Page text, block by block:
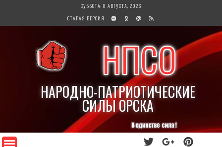
содержимому
СУББОТА, 8 АВГУСТА, 2026
СТАРАЯ ВЕРСИЯ
НПСО
НАРОДНО-ПАТРИОТИЧЕСКИЕ
СИЛЫ ОРСКА